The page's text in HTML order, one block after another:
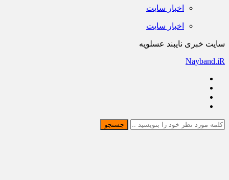
اخبار سایت
اخبار سایت
سایت خبری نایبند عسلویه
Nayband.iR
جستجو